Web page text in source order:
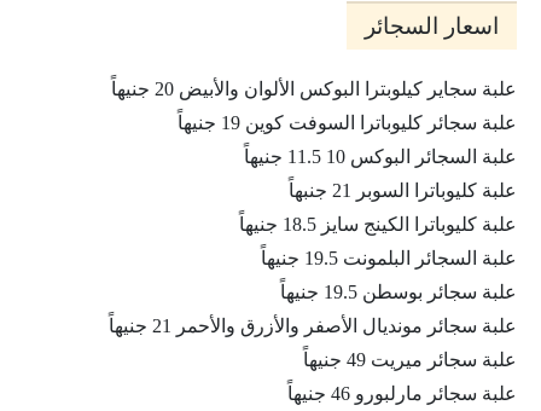
اسعار السجائر
علبة سجاير كيلوبترا البوكس الألوان والأبيض 20 جنيهاً
علبة سجائر كليوباترا السوفت كوين 19 جنيهاً
علبة السجائر البوكس 10 11.5 جنيهاً
علبة كليوباترا السوبر 21 جنبهاً
علبة كليوباترا الكينج سايز 18.5 جنيهاً
علبة السجائر البلمونت 19.5 جنيهاً
علبة سجائر بوسطن 19.5 جنيهاً
علبة سجائر مونديال الأصفر والأزرق والأحمر 21 جنيهاً
علبة سجائر ميريت 49 جنيهاً
علبة سجائر مارلبورو 46 جنيهاً